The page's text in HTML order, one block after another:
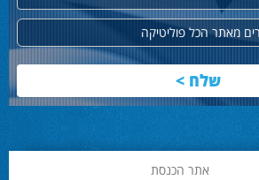
מאתר הכל פוליטיקה
אתר הכנסת